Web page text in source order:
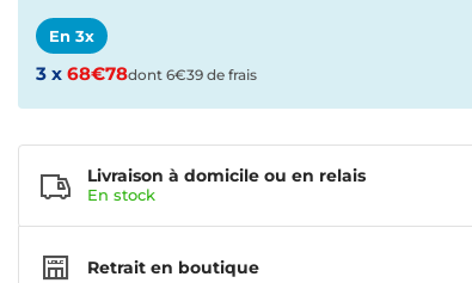
En 3x
3 x 68€78dont 6€39 de frais
Livraison à domicile ou en relais
En stock
Retrait en boutique